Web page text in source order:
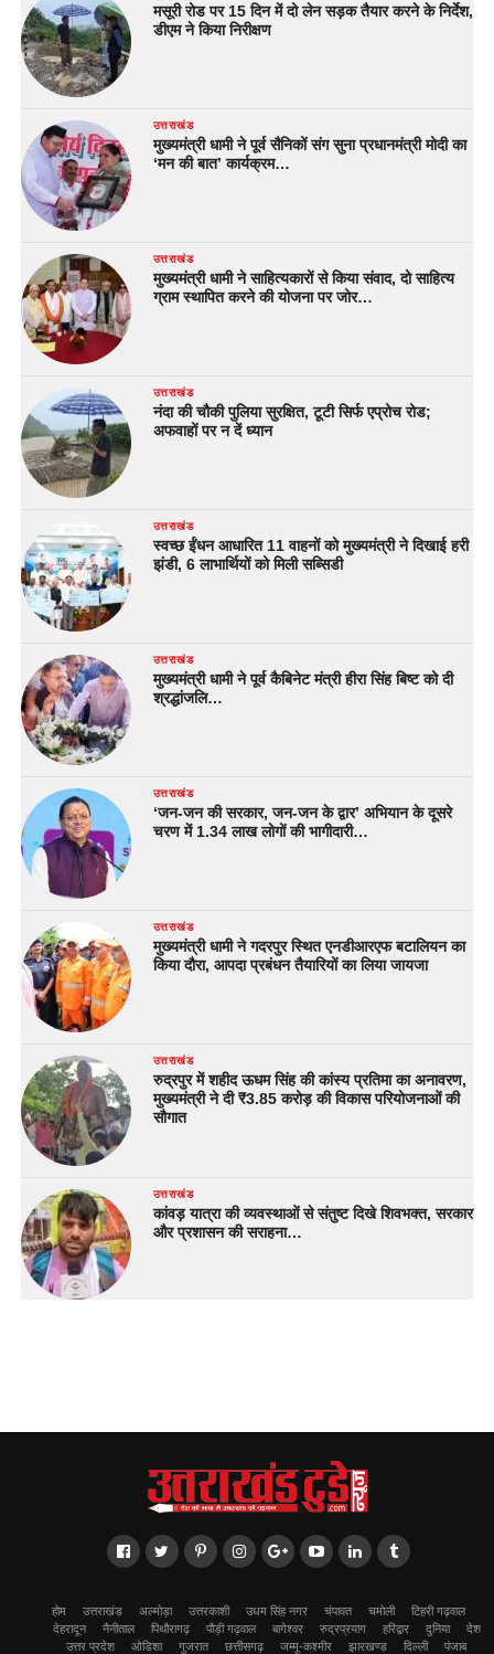
मसूरी रोड पर 15 दिन में दो लेन सड़क तैयार करने के निर्देश,
डीएम ने किया निरीक्षण
उत्तराखंड
मुख्यमंत्री धामी ने पूर्व सैनिकों संग सुना प्रधानमंत्री मोदी का
‘मन की बात’ कार्यक्रम…
उत्तराखंड
मुख्यमंत्री धामी ने साहित्यकारों से किया संवाद, दो साहित्य
ग्राम स्थापित करने की योजना पर जोर…
उत्तराखंड
नंदा की चौकी पुलिया सुरक्षित, टूटी सिर्फ एप्रोच रोड;
अफवाहों पर न दें ध्यान
उत्तराखंड
स्वच्छ ईंधन आधारित 11 वाहनों को मुख्यमंत्री ने दिखाई हरी
झंडी, 6 लाभार्थियों को मिली सब्सिडी
उत्तराखंड
मुख्यमंत्री धामी ने पूर्व कैबिनेट मंत्री हीरा सिंह बिष्ट को दी
श्रद्धांजलि…
उत्तराखंड
‘जन-जन की सरकार, जन-जन के द्वार’ अभियान के दूसरे
चरण में 1.34 लाख लोगों की भागीदारी…
उत्तराखंड
मुख्यमंत्री धामी ने गदरपुर स्थित एनडीआरएफ बटालियन का
किया दौरा, आपदा प्रबंधन तैयारियों का लिया जायजा
उत्तराखंड
रुद्रपुर में शहीद ऊधम सिंह की कांस्य प्रतिमा का अनावरण,
मुख्यमंत्री ने दी ₹3.85 करोड़ की विकास परियोजनाओं की
सौगात
उत्तराखंड
कांवड़ यात्रा की व्यवस्थाओं से संतुष्ट दिखे शिवभक्त, सरकार
और प्रशासन की सराहना…
होम उत्तराखंड अल्मोड़ा उत्तरकाशी उधम सिंह नगर चंपावत चमोली
टिहरी गढ़वाल
देहरादून
नैनीताल पिथौरागढ़ पौड़ी गढ़वाल बागेश्वर रुद्रप्रयाग हरिद्वार दुनिया
देश
उत्तर प्रदेश
ओडिशा गुजरात छत्तीसगढ़ जम्मू-कश्मीर झारखण्ड दिल्ली पंजाब